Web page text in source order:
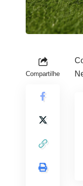
Compartilhe